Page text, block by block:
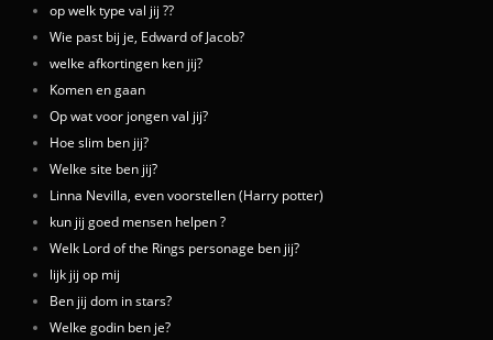
op welk type val jij ??
Wie past bij je, Edward of Jacob?
welke afkortingen ken jij?
Komen en gaan
Op wat voor jongen val jij?
Hoe slim ben jij?
Welke site ben jij?
Linna Nevilla, even voorstellen (Harry potter)
kun jij goed mensen helpen ?
Welk Lord of the Rings personage ben jij?
lijk jij op mij
Ben jij dom in stars?
Welke godin ben je?